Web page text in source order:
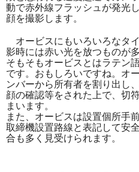
動で赤外線フラッシュが発光
顔を撮影します。
オービスにもいろいろなタ
影時には赤い光を放つものが
そもそもオービスとはラテン
です。おもしろいですね。オ
ンバーから所有者を割り出し
顔の確認等をされた上で、切
まいます。
また、オービスは設置個所手
取締機設置路線と表記して安
合も多く見受けられます。